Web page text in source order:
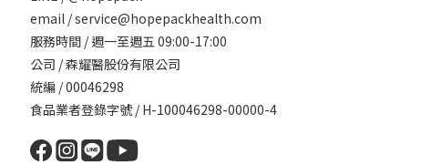
email / service@hopepackhealth.com
服務時間 / 週一至週五 09:00-17:00
公司 / 森耀醫股份有限公司
統編 / 00046298
食品業者登錄字號 / H-100046298-00000-4